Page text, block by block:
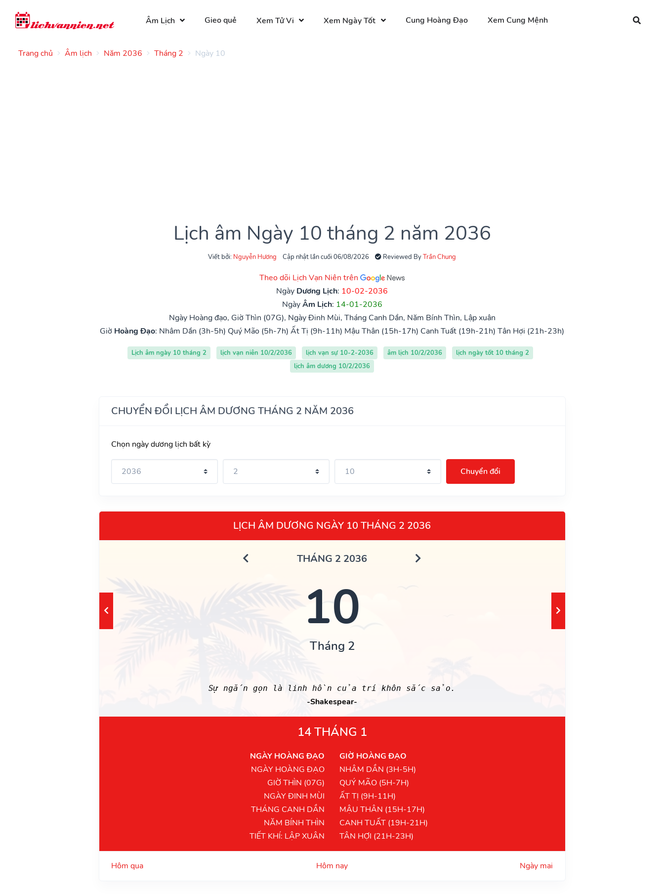
Âm Lịch Gieo quẻ Xem Tử Vi Xem Ngày Tốt Cung Hoàng Đạo Xem Cung Mệnh
Trang chủ Âm lịch Năm 2036 Tháng 2 Ngày 10
Lịch âm Ngày 10 tháng 2 năm 2036
Viết bởi: Nguyễn Hương Cập nhật lần cuối 06/08/2026 Reviewed ByTrần Chung
Theo dõi Lịch Vạn Niên trên
Ngày Dương Lịch: 10-02-2036
NgàyÂm Lịch: 14-01-2036
Ngày Hoàng đạo, Giờ Thìn (07G), Ngày Đinh Mùi, Tháng Canh Dần, Năm Bính Thìn, Lập xuân
Giờ Hoàng Đạo: Nhâm Dần (3h-5h) Quý Mão (5h-7h) Ất Tị (9h-11h) Mậu Thân (15h-17h) Canh Tuất (19h-21h) Tân Hợi (21h-23h)
Lịch âm ngày 10 tháng 2 lịch vạn niên 10/2/2036 lịch vạn sự 10-2-2036 âm lịch 10/2/2036
lịch ngày tốt 10 tháng 2
lịch âm dương 10/2/2036
CHUYỂN ĐỔI LỊCH ÂM DƯƠNG THÁNG 2 NĂM 2036
Chọn ngày dương lịch bất kỳ
Chuyển đổi
LỊCH ÂM DƯƠNG NGÀY 10 THÁNG 2 2036
THÁNG 2 2036
10
Tháng 2
Sự ngắn gọn là linh hồn của trí khôn sắc sảo.
-Shakespear-
14 THÁNG 1
NGÀY HOÀNG ĐẠO
NGÀY HOÀNG ĐẠO
GIỜ THÌN (07G)
NGÀY ĐINH MÙI
THÁNG CANH DẦN
NĂM BÍNH THÌN
TIẾT KHÍ: LẬP XUÂN
GIỜ HOÀNG ĐẠO
NHÂM DẦN (3H-5H)
QUÝ MÃO (5H-7H)
ẤT TỊ (9H-11H)
MẬU THÂN (15H-17H)
CANH TUẤT (19H-21H)
TÂN HỢI (21H-23H)
Hôm qua Hôm nay Ngày mai